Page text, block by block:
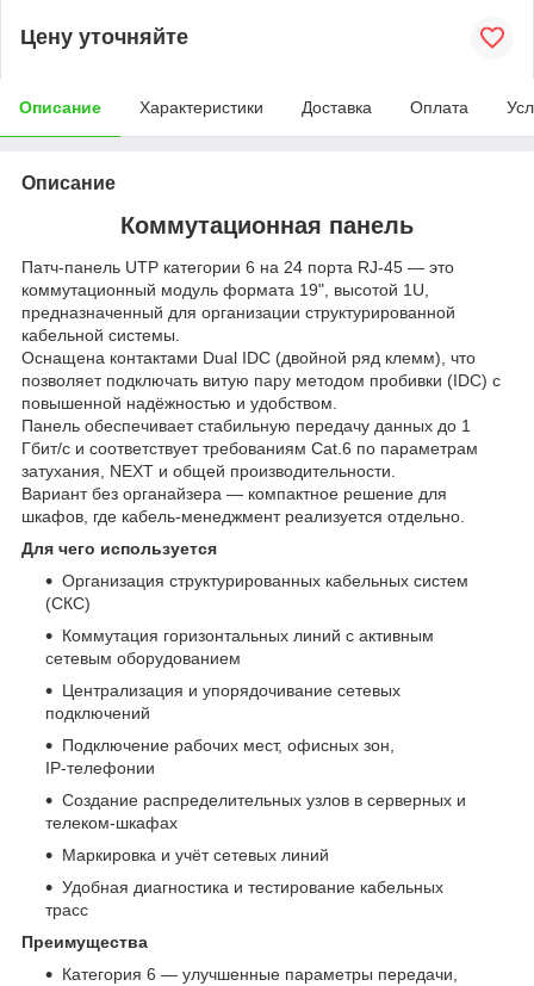
Цену уточняйте
Описание Характеристики Доставка Оплата
Описание
Коммутационная панель
Патч‑панель UTP категории 6 на 24 порта RJ‑45 — это
коммутационный модуль формата 19", высотой 1U,
предназначенный для организации структурированной
кабельной системы.
Оснащена контактами Dual IDC (двойной ряд клемм), что
позволяет подключать витую пару методом пробивки (IDC) с
повышенной надёжностью и удобством.
Панель обеспечивает стабильную передачу данных до 1
Гбит/с и соответствует требованиям Cat.6 по параметрам
затухания, NEXT и общей производительности.
Вариант без органайзера — компактное решение для
шкафов, где кабель‑менеджмент реализуется отдельно.
Для чего используется
Организация структурированных кабельных систем
(СКС)
Коммутация горизонтальных линий с активным
сетевым оборудованием
Централизация и упорядочивание сетевых
подключений
Подключение рабочих мест, офисных зон,
IP‑телефонии
Создание распределительных узлов в серверных и
телеком‑шкафах
Маркировка и учёт сетевых линий
Удобная диагностика и тестирование кабельных
трасс
Преимущества
Категория 6 — улучшенные параметры передачи,